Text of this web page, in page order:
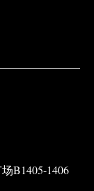
B1405-1406